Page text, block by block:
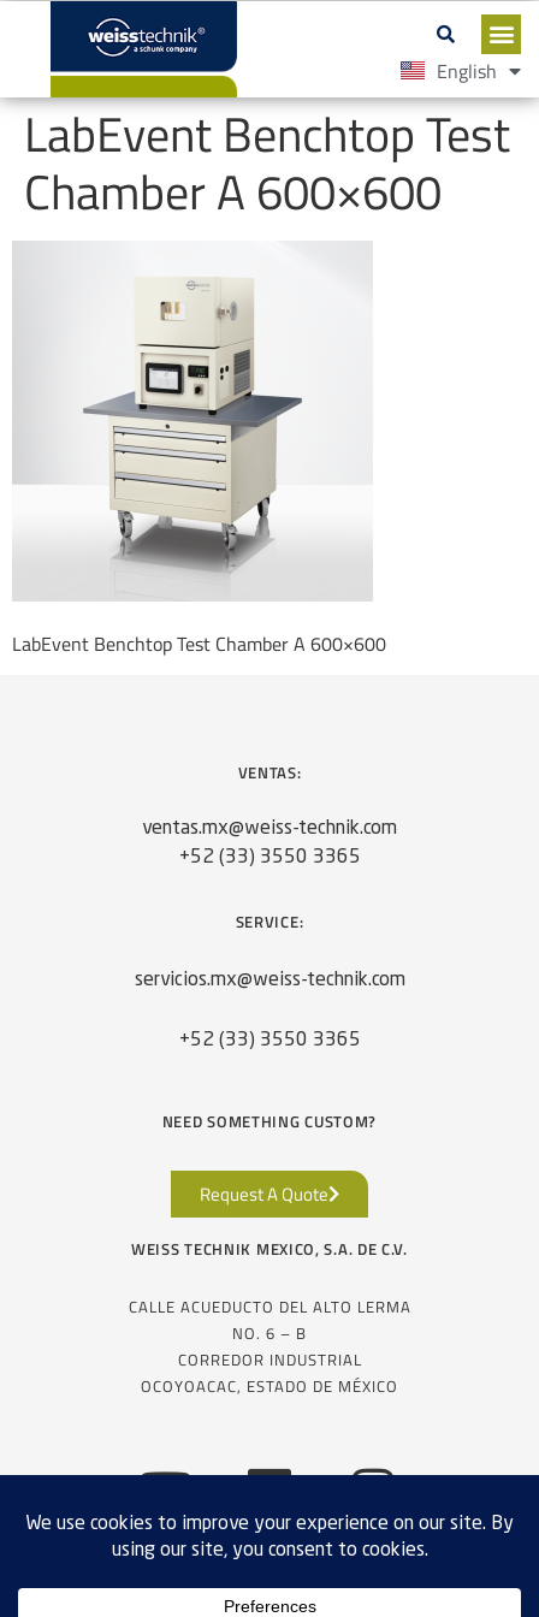
English
Español
LabEvent Benchtop Test
Chamber A 600×600
LabEvent Benchtop Test Chamber A 600×600
VENTAS:
ventas.mx@weiss-technik.com
+52 (33) 3550 3365
SERVICE:
servicios.mx@weiss-technik.com
+52 (33) 3550 3365
NEED SOMETHING CUSTOM?
Request A Quote
WEISS TECHNIK MEXICO, S.A. DE C.V.
CALLE ACUEDUCTO DEL ALTO LERMA
NO. 6 – B
CORREDOR INDUSTRIAL
OCOYOACAC, ESTADO DE MÉXICO
TERMS & CONDITIONS